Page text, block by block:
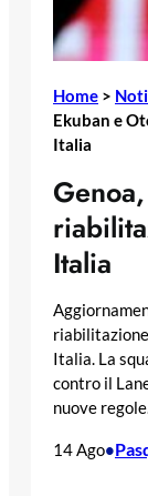
Home >
Ekuban e
Italia
Italia
Italia. La
contro il
nuove
14 Ago•